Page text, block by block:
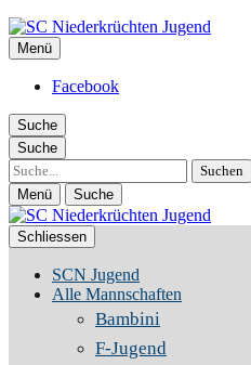
SC Niederkrüchten Jugend
Menü
Facebook
Suche
Suche
Suche
Menü Suche
Schliessen
SCN Jugend
Alle Mannschaften
Bambini
F-Jugend